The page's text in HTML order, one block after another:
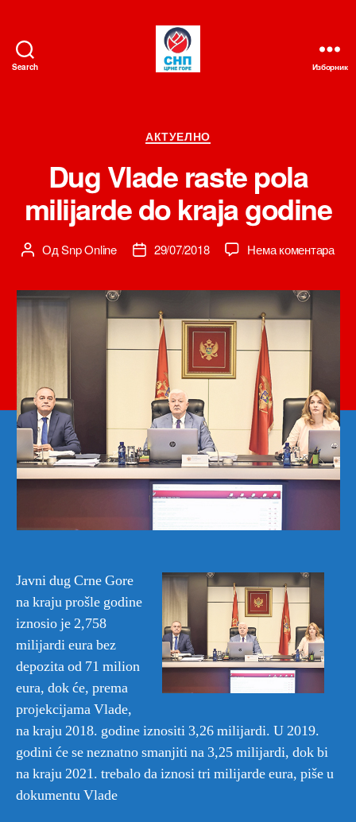
Search Изборник
Категорије
АКТУЕЛНО
Dug Vlade raste pola
milijarde do kraja godine
Аутор
ОдSnp Online
Датум29/07/2018 Нема коментарана
Javni dug Crne Gore
na kraju prošle godine
iznosio je 2,758
milijardi eura bez
depozita od 71 milion
eura, dok će, prema
projekcijama Vlade,
na kraju 2018. godine iznositi 3,26 milijardi. U 2019.
godini će se neznatno smanjiti na 3,25 milijardi, dok bi
na kraju 2021. trebalo da iznosi tri milijarde eura, piše u
dokumentu Vlade